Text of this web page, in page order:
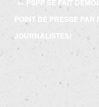
des
articles
← PSPP SE FAIT
POINT DE PRESSE PAR
JOURNALISTES!